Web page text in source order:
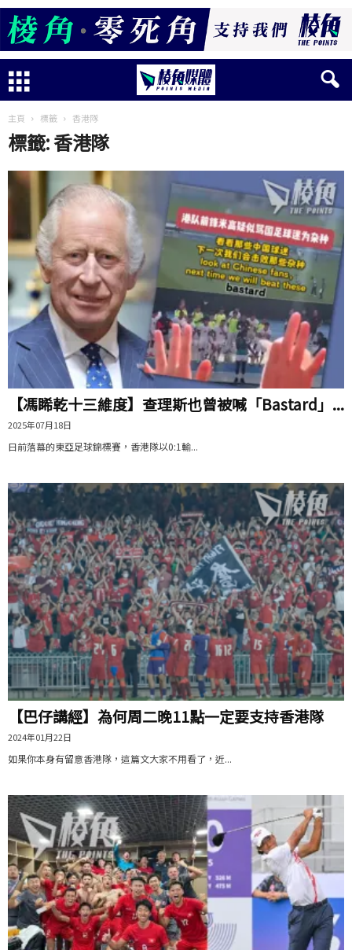
主頁 標籤 香港隊
標籤: 香港隊
【馮睎乾十三維度】查理斯也曾被喊「Bastard」...
2025年07月18日
日前落幕的東亞足球錦標賽，香港隊以0:1輸...
【巴仔講經】為何周二晚11點一定要支持香港隊
2024年01月22日
如果你本身有留意香港隊，這篇文大家不用看了，近...